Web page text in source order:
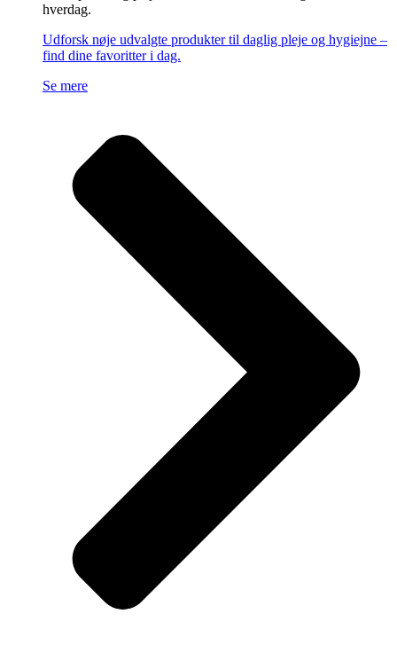
hverdag.
Udforsk nøje udvalgte produkter til daglig pleje og hygiejne –
find dine favoritter i dag.
Se mere